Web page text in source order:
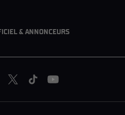
& ANNONCEURS